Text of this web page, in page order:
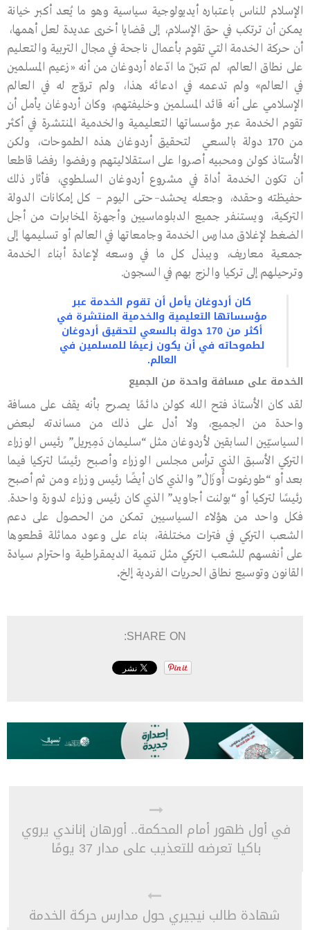
الإسلام للناس باعتباره أيديولوجية سياسية وهو ما يُعد أكبر خيانة
يمكن أن ترتكب في حق الإسلام، إلى قضايا أخرى عديدة لعل أهمها،
أن حركة الخدمة التي تقوم بأعمال ناجحة في مجال التربية والتعليم
على نطاق العالم، لم تتبنّ ما ادّعاه أردوغان من أنه «زعيم المسلمين
في العالم» ولم تدعمه في ادعائه هذا، ولم تروّج له في العالم
الإسلامي على أنه قائد المسلمين وخليفتهم، وكان أردوغان يأمل أن
تقوم الخدمة عبر مؤسساتها التعليمية والخدمية المنتشرة في أكثر
من 170 دولة بالسعي لتحقيق أردوغان هذه الطموحات، ولكن
الأستاذ كولن ومحبيه أصروا على استقلاليتهم ورفضوا رفضا قاطعا
أن تكون الخدمة أداة في مشروع أردوغان السلطوي، فأثار ذلك
حفيظته وحقده، وجعله يحشد–حتى اليوم – كل إمكانات الدولة
التركية، ويستنفر جميع الدبلوماسيين وأجهزة المخابرات من أجل
الضغط لإغلاق مدارس الخدمة وجامعاتها في العالم أو تسليمها إلى
جمعية معاريف، ويبذل كل ما في وسعه لإعادة أبناء الخدمة
وترحيلهم إلى تركيا والزج بهم في السجون.
كان أردوغان يأمل أن تقوم الخدمة عبر
مؤسساتها التعليمية والخدمية المنتشرة في
أكثر من 170 دولة بالسعي لتحقيق أردوغان
لطموحاته في أن يكون زعيمًا للمسلمين في
العالم.
الخدمة على مسافة واحدة من الجميع
لقد كان الأستاذ فتح الله كولن دائمًا يصرح بأنه يقف على مسافة
واحدة من الجميع، ولا أدل على ذلك من مساندته لبعض
السياسيّين السابقين لأردوغان مثل “سليمان دَمِيريل” رئيس الوزراء
التركي الأسبق الذي ترأس مجلس الوزراء وأصبح رئيسًا لتركيا فيما
بعد أو “طورغوت أُوزَالْ” والذي كان أيضًا رئيس وزراء ومن ثم أصبح
رئيسًا لتركيا أو “بولنت أجاويد” الذي كان رئيس وزراء لدورة واحدة.
فكل واحد من هؤلاء السياسيين تمكن من الحصول على دعم
الشعب التركي في فترات مختلفة، بناء على وعود مماثلة قطعوها
على أنفسهم للشعب التركي مثل تنمية الديمقراطية واحترام سيادة
القانون وتوسيع نطاق الحريات الفردية إلخ.
SHARE ON:
في أول ظهور أمام المحكمة.. أورهان إناندي يروي
باكيا تعرضه للتعذيب على مدار 37 يومًا
شهادة طالب نيجيري حول مدارس حركة الخدمة